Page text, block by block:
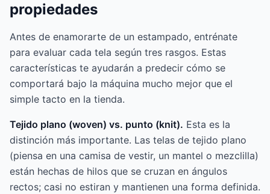
propiedades
Antes de enamorarte de un estampado, entrénate
para evaluar cada tela según tres rasgos. Estas
características te ayudarán a predecir cómo se
comportará bajo la máquina mucho mejor que el
simple tacto en la tienda.
Tejido plano (woven) vs. punto (knit). Esta es la
distinción más importante. Las telas de tejido plano
(piensa en una camisa de vestir, un mantel o mezclilla)
están hechas de hilos que se cruzan en ángulos
rectos; casi no estiran y mantienen una forma definida.